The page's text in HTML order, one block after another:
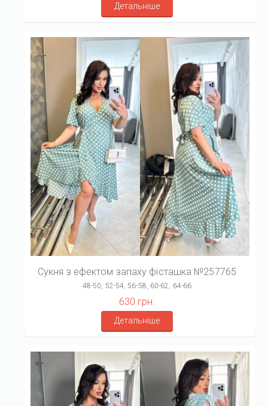
Детальніше
Сукня з ефектом запаху фісташка №257765
48-50, 52-54, 56-58, 60-62, 64-66
630 грн.
Детальніше